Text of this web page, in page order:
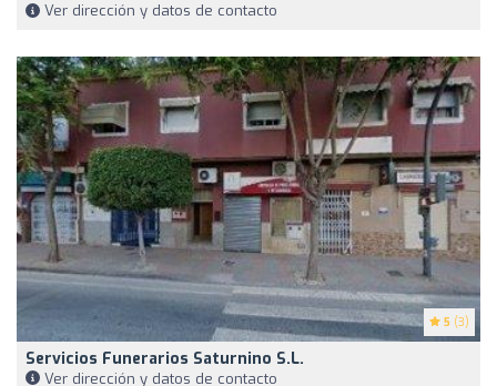
Ver dirección y datos de contacto
5 (3)
Servicios Funerarios Saturnino S.L.
Ver dirección y datos de contacto